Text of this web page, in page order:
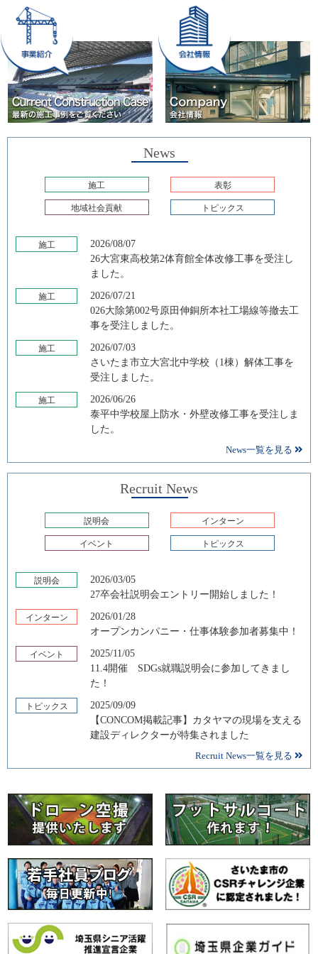
News
施工 表彰
地域社会貢献 トピックス
施工
2026/08/07
26大宮東高校第2体育館全体改修工事を受注し
ました。
施工
2026/07/21
026大除第002号原田伸銅所本社工場線等撤去工
事を受注しました。
施工
2026/07/03
さいたま市立大宮北中学校（1棟）解体工事を
受注しました。
施工
2026/06/26
泰平中学校屋上防水・外壁改修工事を受注しま
した。
News一覧を見る
Recruit News
説明会 インターン
イベント トピックス
説明会
2026/03/05
27卒会社説明会エントリー開始しました！
インターン
2026/01/28
オープンカンパニー・仕事体験参加者募集中！
イベント
2025/11/05
11.4開催 SDGs就職説明会に参加してきまし
た！
トピックス
2025/09/09
【CONCOM掲載記事】カタヤマの現場を支える
建設ディレクターが特集されました
Recruit News一覧を見る